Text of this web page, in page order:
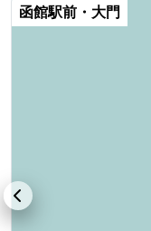
函館駅前・大門